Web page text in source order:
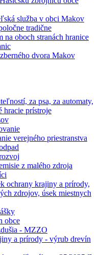
služba v obci Makov
tradične
oboch stranách hranice
dvora Makov
za psa, za automaty,
hracie prístroje
verejného priestranstva
z malého zdroja
ochrany krajiny a prírody,
zdrojov, úsek miestnych
obce
- MZZO
a prírody - výrub drevín